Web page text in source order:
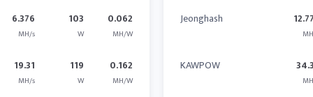
6.376
MH/s
103
W
0.062
MH/W
19.31
MH/s
119
W
0.162
MH/W
Jeonghash
KAWPOW